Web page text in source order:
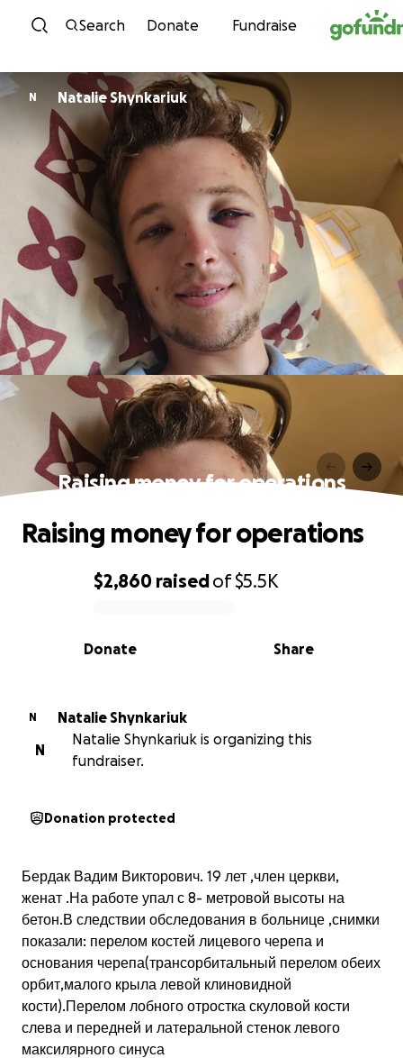
Skip to content
Search Donate Fundraise
N Natalie Shynkariuk
Raising money for operations
0% complete
$2,860 raisedof$5.5K
Share
Donate
Raising money for operations
N
Natalie Shynkariuk
N
Natalie Shynkariuk is organizing this
fundraiser.
Donation protected
Бердак Вадим Викторович. 19 лет ,член церкви,
женат .На работе упал с 8- метровой высоты на
бетон.В следствии обследования в больнице ,снимки
показали: перелом костей лицевого черепа и
основания черепа(трансорбитальный перелом обеих
орбит,малого крыла левой клиновидной
кости).Перелом лобного отростка скуловой кости
слева и передней и латеральной стенок левого
максилярного синуса